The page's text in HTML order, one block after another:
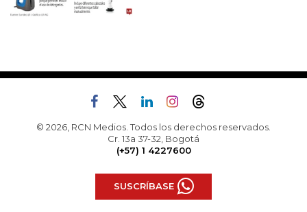
© 2026, RCN Medios. Todos los derechos reservados.
Cr. 13a 37-32, Bogotá
(+57) 1 4227600
SUSCRÍBASE